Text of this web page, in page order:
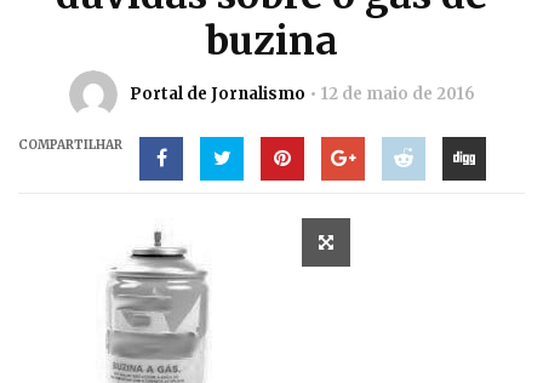
buzina
Portal de Jornalismo 12 de maio de 2016
COMPARTILHAR